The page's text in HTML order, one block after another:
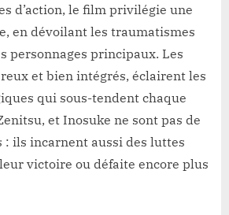
d’action, le film privilégie une
en dévoilant les traumatismes
personnages principaux. Les
et bien intégrés, éclairent les
qui sous-tendent chaque
et Inosuke ne sont pas de
: ils incarnent aussi des luttes
victoire ou défaite encore plus